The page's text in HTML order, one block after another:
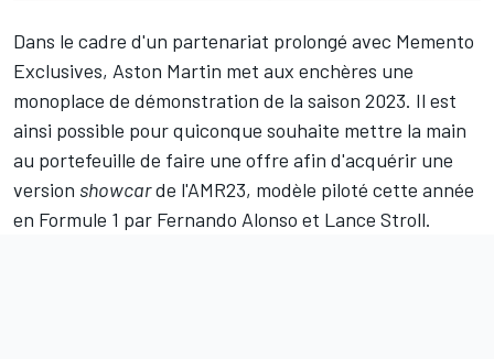
Dans le cadre d'un partenariat prolongé avec Memento
Exclusives, Aston Martin met aux enchères une
monoplace de démonstration de la saison 2023. Il est
ainsi possible pour quiconque souhaite mettre la main
au portefeuille de faire une offre afin d'acquérir une
version showcarde l'AMR23, modèle piloté cette année
en Formule 1 par Fernando Alonso et Lance Stroll.